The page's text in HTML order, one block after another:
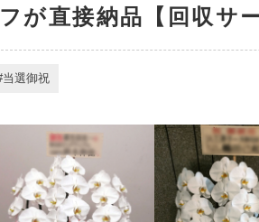
フが直接納品【回収サ
当選御祝